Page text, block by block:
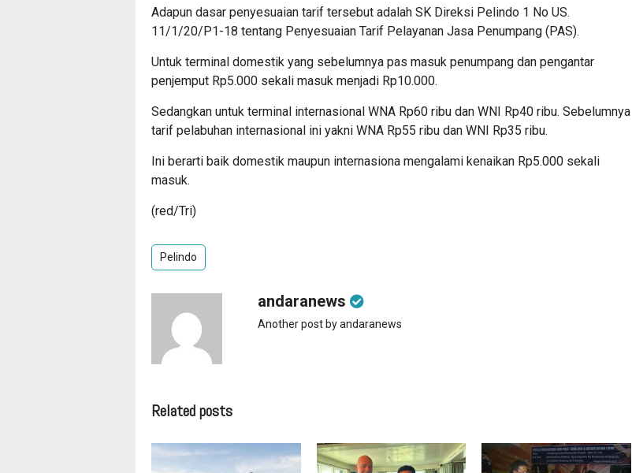
Adapun dasar penyesuaian tarif tersebut adalah SK Direksi Pelindo 1 No US.
11/1/20/P1-18 tentang Penyesuaian Tarif Pelayanan Jasa Penumpang (PAS).
Untuk terminal domestik yang sebelumnya pas masuk penumpang dan pengantar
penjemput Rp5.000 sekali masuk menjadi Rp10.000.
Sedangkan untuk terminal internasional WNA Rp60 ribu dan WNI Rp40 ribu. Sebelumnya
tarif pelabuhan internasional ini yakni WNA Rp55 ribu dan WNI Rp35 ribu.
Ini berarti baik domestik maupun internasiona mengalami kenaikan Rp5.000 sekali
masuk.
(red/Tri)
Pelindo
andaranews
Another post by andaranews
Related posts